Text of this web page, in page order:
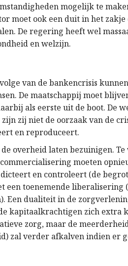
mogelijk te
moet ook een duit in het
De regering heeft wel
en welzijn.
van de bankencrisis
De maatschappij moet
als eerste uit de boot. De
zij niet de oorzaak van de
en reproduceert.
overheid laten bezuinigen.
moeten
en controleert (de
een toenemende liberalisering
Een dualiteit in de
kapitaalkrachtigen zich extra
zorg, maar de
zal verder afkalven indien er